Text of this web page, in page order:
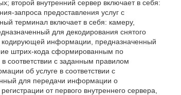
второй внутренний сервер включает в себя:
запроса предоставления услуг с
терминал включает в себя: камеру,
для декодирования снятого
кодирующей информации, предназначенный
штрих-кода сформированным по
соответствии с заданным правилом
об услуге в соответствии с
для передачи информации о
от первого внутреннего сервера,